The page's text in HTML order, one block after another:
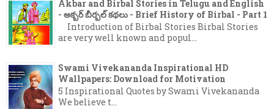
Akbar and Birbal Stories in Telugu and English
- అక్బర్ బీర్బల్ కథలు - Brief History of Birbal - Part 1
Introduction of Birbal Stories Birbal Stories
are very well known and popul...
Swami Vivekananda Inspirational HD
Wallpapers: Download for Motivation
5 Inspirational Quotes by Swami Vivekananda
We believe t...